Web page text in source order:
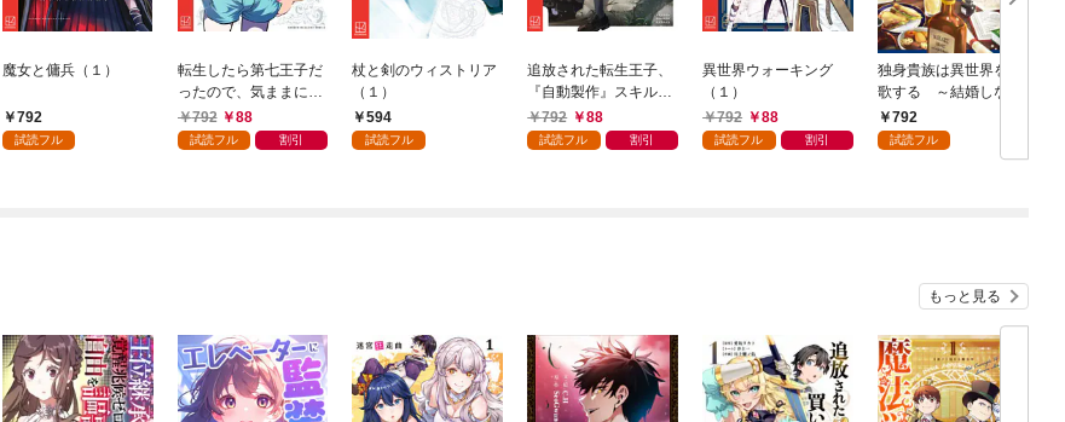
魔女と傭兵（１）
792
試読フル
転生したら第七王子だ
ったので、気ままに魔
術を極めます（１）
792 88
試読フル 割引
杖と剣のウィストリア
（１）
594
試読フル
追放された転生王子、
『自動製作』スキルで
領地を爆速で開拓し最
強の村を作ってしまう
792 88
試読フル 割引
異世界ウォーキング
（１）
792
88
試読フル 割引
独身貴族は異世界を謳
歌する ～結婚しない
男の優雅なおひとりさ
まライフ～（１）
792
試読フル
もっと見る